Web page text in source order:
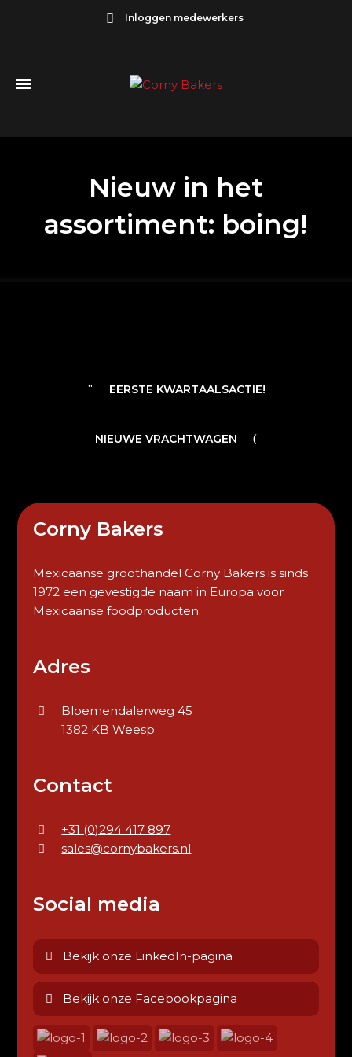
Inloggen medewerkers
Nieuw in het
assortiment: boing!
EERSTE KWARTAALSACTIE!
NIEUWE VRACHTWAGEN
Corny Bakers
Mexicaanse groothandel Corny Bakers is sinds
1972 een gevestigde naam in Europa voor
Mexicaanse foodproducten.
Adres
Bloemendalerweg 45
1382 KB Weesp
Contact
+31 (0)294 417 897
sales@cornybakers.nl
Social media
Bekijk onze LinkedIn-pagina
Bekijk onze Facebookpagina